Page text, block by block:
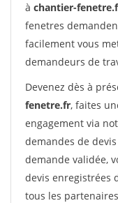
à chantier-
fenetres
facilement vous
demandeurs de
Devenez dès à
fenetre.fr, faites
engagement via
demandes de
demande validée,
devis enregistrées
tous les